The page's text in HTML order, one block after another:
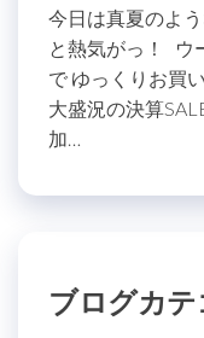
今日は真夏のよ
と熱気がっ！ ウ
で ゆっくりお買
大盛況の決算
加…
ブログカ